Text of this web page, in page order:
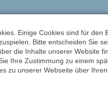
MARTIN
Einige Cookies sind für den
Bitte entscheiden Sie
die Inhalte unserer Website
Sie Ihre Zustimmung zu einem
zu unserer Webseite über Ihren